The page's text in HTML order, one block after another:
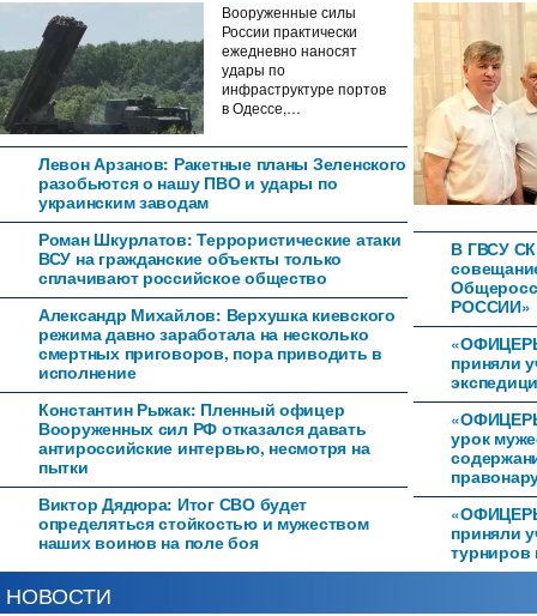
Вооруженные силы
России практически
ежедневно наносят
удары по
инфраструктуре портов
в Одессе,…
Левон Арзанов: Ракетные планы Зеленского
разобьются о нашу ПВО и удары по
украинским заводам
Роман Шкурлатов: Террористические атаки
ВСУ на гражданские объекты только
сплачивают российское общество
Александр Михайлов: Верхушка киевского
режима давно заработала на несколько
смертных приговоров, пора приводить в
исполнение
Константин Рыжак: Пленный офицер
Вооруженных сил РФ отказался давать
антироссийские интервью, несмотря на
пытки
Виктор Дядюра: Итог СВО будет
определяться стойкостью и мужеством
наших воинов на поле боя
В ГВСУ СК
РОССИИ»
приняли
урок
приняли
турниров
НОВОСТИ